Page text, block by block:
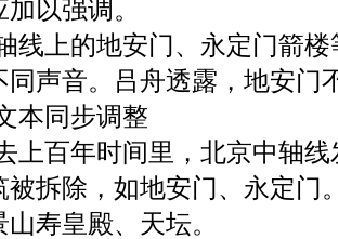
以强调。
线上的地安门、永定门箭
同声音。吕舟透露，地安门
本同步调整
上百年时间里，北京中轴
被拆除，如地安门、永定门
山寿皇殿、天坛。